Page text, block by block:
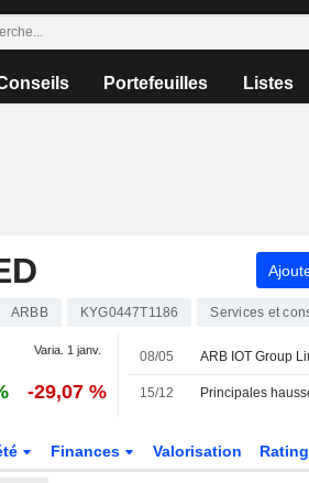
Portefeuilles Listes
ARBB KYG0447T1186 Services et
Varia. 1 janv.
-29,07 %
08/05
15/12
Finances Valorisation